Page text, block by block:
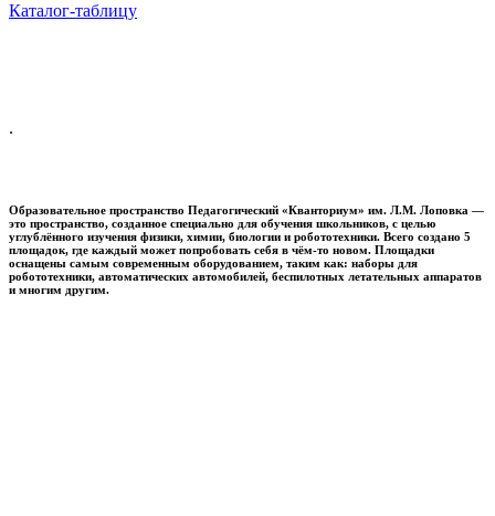
Каталог-таблицу
.
Образовательное пространство Педагогический «Кванториум» им. Л.М. Лоповка —
это пространство, созданное специально для обучения школьников, с целью
углублённого изучения физики, химии, биологии и робототехники. Всего создано 5
площадок, где каждый может попробовать себя в чём-то новом. Площадки
оснащены самым современным оборудованием, таким как: наборы для
робототехники, автоматических автомобилей, беспилотных летательных аппаратов
и многим другим.